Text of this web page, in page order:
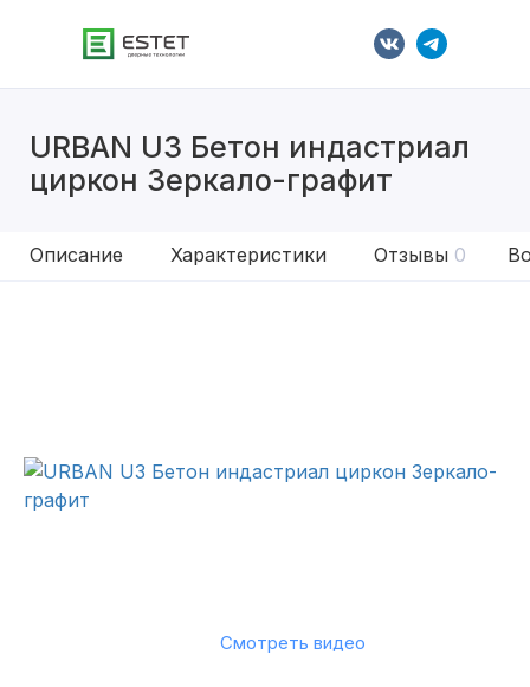
URBAN U3 Бетон индастриал
циркон Зеркало-графит
Описание Характеристики Отзывы 0
Смотреть видео